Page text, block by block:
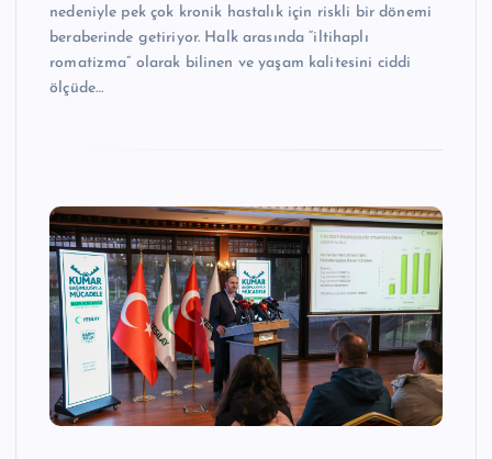
nedeniyle pek çok kronik hastalık için riskli bir dönemi
beraberinde getiriyor. Halk arasında “iltihaplı
romatizma” olarak bilinen ve yaşam kalitesini ciddi
ölçüde…